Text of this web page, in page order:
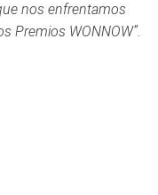
nos enfrentamos
Premios WONNOW”.